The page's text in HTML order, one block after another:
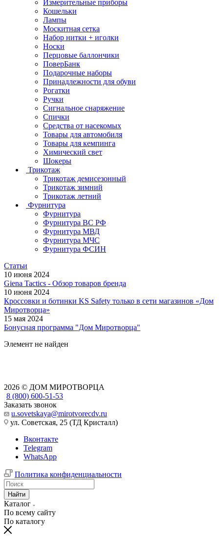
Измерительные приборы
Кошельки
Лампы
Москитная сетка
Набор нитки + иголки
Носки
Перцовые баллончики
ПоверБанк
Подарочные наборы
Принадлежности для обуви
Рогатки
Ручки
Сигнальное снаряжение
Спички
Средства от насекомых
Товары для автомобиля
Товары для кемпинга
Химический свет
Шокеры
Трикотаж
Трикотаж демисезонный
Трикотаж зимний
Трикотаж летний
Фурнитура
Фурнитура
Фурнитура ВС РФ
Фурнитура МВД
Фурнитура МЧС
Фурнитура ФСИН
Статьи
10 июня 2024
Giena Tactics - Обзор товаров бренда
10 июня 2024
Кроссовки и ботинки KS Safety только в сети магазинов «Дом
Миротворца»
15 мая 2024
Бонусная программа "Дом Миротворца"
Элемент не найден
2026 © ДОМ МИРОТВОРЦА
8 (800) 600-51-53
Заказать звонок
u.sovetskaya@mirotvorecdv.ru
ул. Советская, 25 (ТД Кристалл)
Вконтакте
Telegram
WhatsApp
Политика конфиденциальности
Найти
Каталог
По всему сайту
По каталогу